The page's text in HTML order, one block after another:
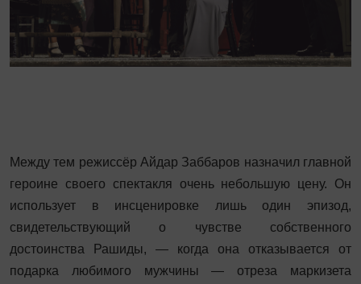
Между тем режиссёр Айдар Заббаров назначил главной
героине своего спектакля очень небольшую цену. Он
использует в инсценировке лишь один эпизод,
свидетельствующий о чувстве собственного
достоинства Рашиды, — когда она отказывается от
подарка любимого мужчины — отреза маркизета